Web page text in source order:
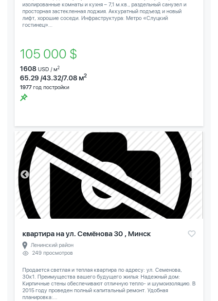
изолированные комнаты и кухня – 7,1 м.кв., раздельный санузел и
просторная застекленная лоджия. Аккуратный подъезд и новый
лифт, хорошие соседи. Инфраструктура: Метро «Слуцкий
гостинец»...
105 000 $
1608 USD / м2
65.29 /43.32/7.08 м2
1977 год постройки
квартира на ул. Семёнова 30 , Минск
Ленинский район
249 просмотров
Продается светлая и теплая квартира по адресу: ул. Семенова,
30к1. Преимущества вашего будущего жилья: Надежный дом:
Кирпичные стены обеспечивают отличную тепло- и шумоизоляцию. В
2015 году проведен полный капитальный ремонт. Удобная
планировка:...